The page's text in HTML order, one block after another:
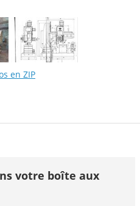
en ZIP
votre boîte aux